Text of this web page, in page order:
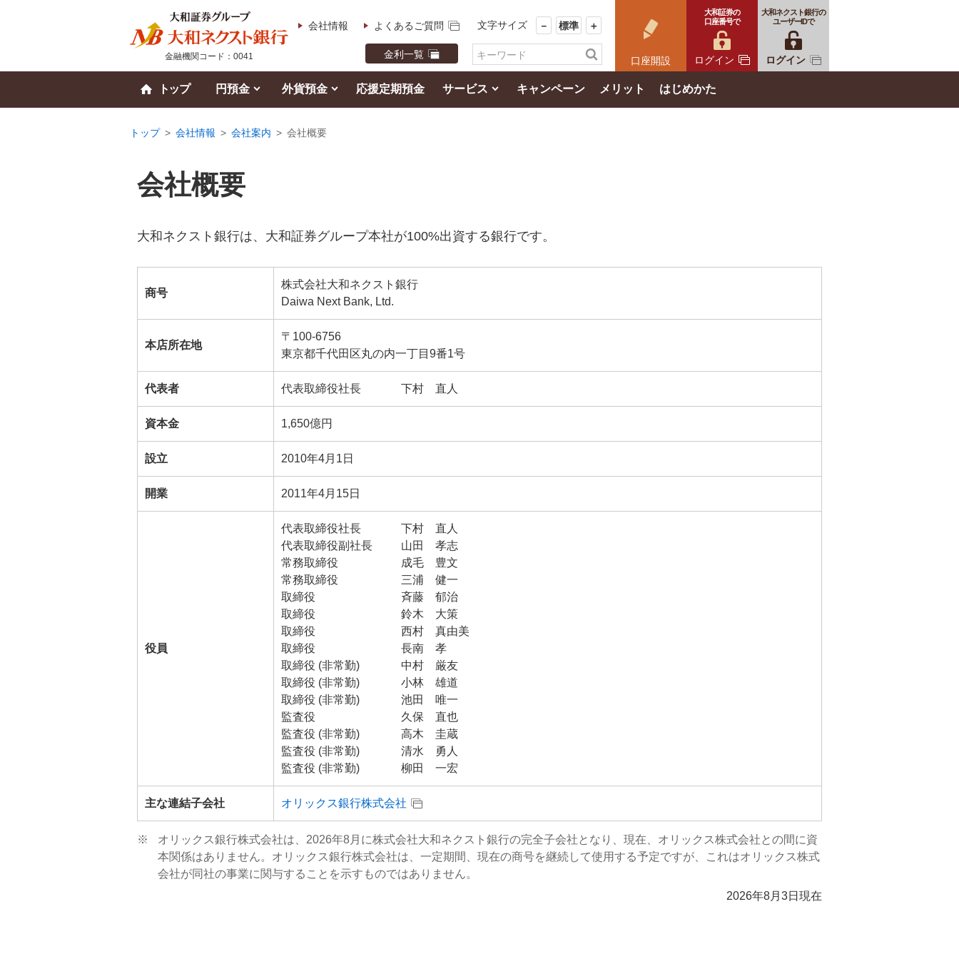
金融機関コード：0041
会社情報 よくあるご質問 文字サイズ － 標準 ＋
金利一覧
口座開設
大和証券の
口座番号で
ログイン
大和ネクスト銀行の
ユーザーIDで
ログイン
トップ 円預金 外貨預金 応援定期預金 サービス キャンペーン メリット はじめかた
トップ > 会社情報 > 会社案内 > 会社概要
会社概要
大和ネクスト銀行は、大和証券グループ本社が100%出資する銀行です。
商号
株式会社大和ネクスト銀行
Daiwa Next Bank, Ltd.
本店所在地
〒100-6756
東京都千代田区丸の内一丁目9番1号
代表者 代表取締役社長 下村 直人
資本金 1,650億円
設立 2010年4月1日
開業 2011年4月15日
役員
代表取締役社長
下村 直人
代表取締役副社長
山田 孝志
常務取締役
成毛 豊文
常務取締役
三浦 健一
取締役
斉藤 郁治
取締役
鈴木 大策
取締役
西村 真由美
取締役
長南 孝
取締役 (非常勤)
中村 厳友
取締役 (非常勤)
小林 雄道
取締役 (非常勤)
池田 唯一
監査役
久保 直也
監査役 (非常勤)
高木 圭蔵
監査役 (非常勤)
清水 勇人
監査役 (非常勤)
柳田 一宏
主な連結子会社 オリックス銀行株式会社
※
オリックス銀行株式会社は、2026年8月に株式会社大和ネクスト銀行の完全子会社となり、現在、オリックス株式会社との間に資
本関係はありません。オリックス銀行株式会社は、一定期間、現在の商号を継続して使用する予定ですが、これはオリックス株式
会社が同社の事業に関与することを示すものではありません。
2026年8月3日現在